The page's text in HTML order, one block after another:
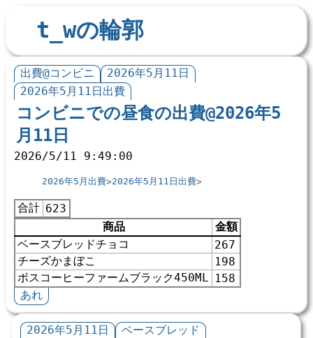
t_wの輪郭
出費@コンビニ
2026年5月11日
2026年5月11日出費
コンビニでの昼食の出費@2026年5
月11日
2026/5/11 9:49:00
2026年5月出費 2026年5月11日出費
合計 623
商品
金額
ベースブレッドチョコ
267
チーズかまぼこ
198
ボスコーヒーファームブラック450ML
158
あれ
2026年5月11日
ベースブレッド